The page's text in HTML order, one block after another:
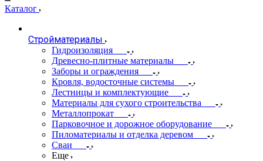
Каталог
Стройматериалы
Гидроизоляция
Древесно-плитные материалы
Заборы и ограждения
Кровля, водосточные системы
Лестницы и комплектующие
Материалы для сухого строительства
Металлопрокат
Парковочное и дорожное оборудование
Пиломатериалы и отделка деревом
Сваи
Еще